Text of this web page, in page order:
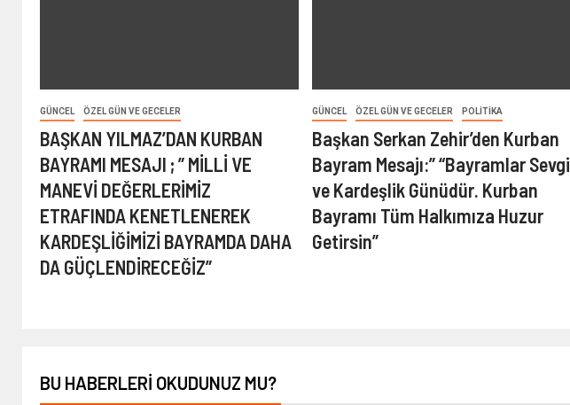
GÜNCEL ÖZEL GÜN VE GECELER
BAŞKAN YILMAZ’DAN KURBAN
BAYRAMI MESAJI ; ” MİLLİ VE
MANEVİ DEĞERLERİMİZ
ETRAFINDA KENETLENEREK
KARDEŞLİĞİMİZİ BAYRAMDA DAHA
DA GÜÇLENDİRECEĞİZ”
GÜNCEL ÖZEL GÜN VE GECELER POLITIKA
Başkan Serkan Zehir’den Kurban
Bayram Mesajı:” “Bayramlar Sevgi
ve Kardeşlik Günüdür. Kurban
Bayramı Tüm Halkımıza Huzur
Getirsin”
BU HABERLERI OKUDUNUZ MU?